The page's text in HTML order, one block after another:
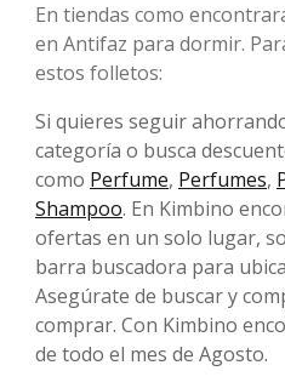
En tiendas como
en Antifaz para dormir.
estos folletos:
Si quieres seguir
categoría o busca
como Perfume, Perfumes,
Shampoo. En Kimbino
ofertas en un solo lugar,
barra buscadora para
Asegúrate de buscar y
comprar. Con Kimbino
de todo el mes de Agosto.